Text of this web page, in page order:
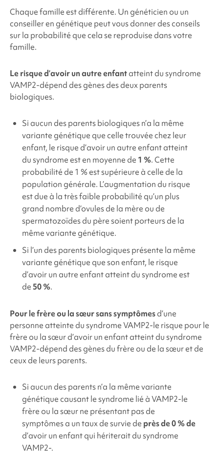
Chaque famille est différente. Un généticien ou un
conseiller en génétique peut vous donner des conseils
sur la probabilité que cela se reproduise dans votre
famille.
Le risque d’avoir un autre enfantatteint du syndrome
VAMP2-dépend des gènes des deux parents
biologiques.
Si aucun des parents biologiques n’a la même
variante génétique que celle trouvée chez leur
enfant, le risque d’avoir un autre enfant atteint
du syndrome est en moyenne de 1 %. Cette
probabilité de 1 % est supérieure à celle de la
population générale. L’augmentation du risque
est due à la très faible probabilité qu’un plus
grand nombre d’ovules de la mère ou de
spermatozoïdes du père soient porteurs de la
même variante génétique.
Si l’un des parents biologiques présente la même
variante génétique que son enfant, le risque
d’avoir un autre enfant atteint du syndrome est
de 50 %.
Pour le frère ou la sœur sans symptômesd’une
personne atteinte du syndrome VAMP2-le risque pour le
frère ou la sœur d’avoir un enfant atteint du syndrome
VAMP2-dépend des gènes du frère ou de la sœur et de
ceux de leurs parents.
Si aucun des parents n’a la même variante
génétique causant lesyndrome lié à VAMP2-le
frère ou la sœur ne présentant pas de
symptômes a un taux de survie de près de 0 % de
d’avoir un enfant qui hériterait du syndrome
VAMP2-.